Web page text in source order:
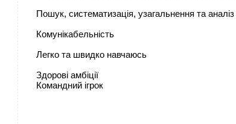
Пошук, систематизація, узагальнення та аналіз
Комунікабельність
Легко та швидко навчаюсь
Здорові амбіції
Командний ігрок